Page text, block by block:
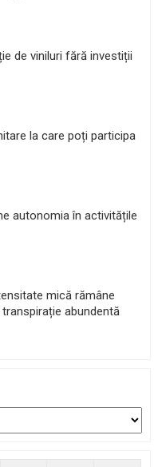
de viniluri fără investiții
la care poți participa
autonomia în activitățile
mică rămâne
abundentă